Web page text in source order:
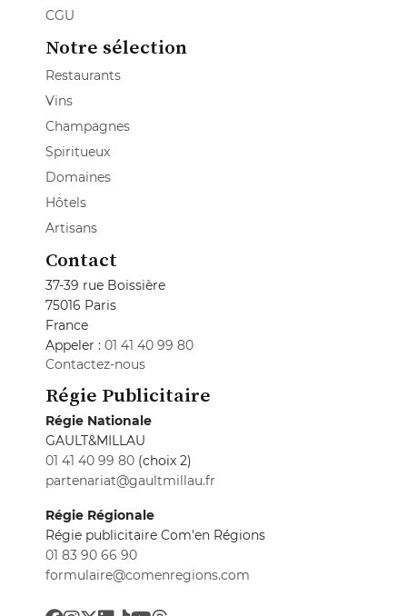
CGU
Notre sélection
Restaurants
Vins
Champagnes
Spiritueux
Domaines
Hôtels
Artisans
Contact
37-39 rue Boissière
75016 Paris
France
Appeler : 01 41 40 99 80
Contactez-nous
Régie Publicitaire
Régie Nationale
GAULT&MILLAU
01 41 40 99 80 (choix 2)
partenariat@gaultmillau.fr
Régie Régionale
Régie publicitaire Com'en Régions
01 83 90 66 90
formulaire@comenregions.com